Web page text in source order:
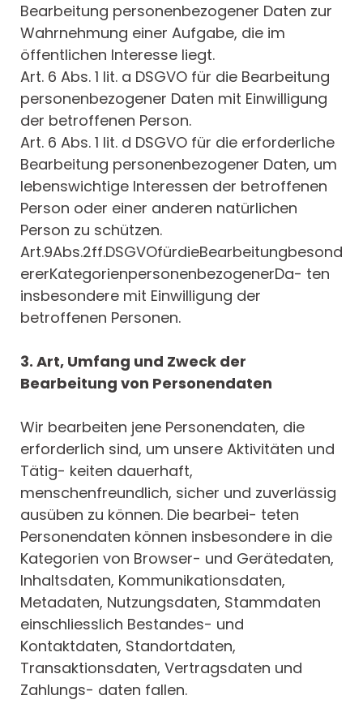
Bearbeitung personenbezogener Daten zur
Wahrnehmung einer Aufgabe, die im
öffentlichen Interesse liegt.
Art. 6 Abs. 1 lit. a DSGVO für die Bearbeitung
personenbezogener Daten mit Einwilligung
der betroffenen Person.
Art. 6 Abs. 1 lit. d DSGVO für die erforderliche
Bearbeitung personenbezogener Daten, um
lebenswichtige Interessen der betroffenen
Person oder einer anderen natürlichen
Person zu schützen.
Art.9Abs.2ff.DSGVOfürdieBearbeitungbesond
ererKategorienpersonenbezogenerDa- ten
insbesondere mit Einwilligung der
betroffenen Personen.
3. Art, Umfang und Zweck der
Bearbeitung von Personendaten
Wir bearbeiten jene Personendaten, die
erforderlich sind, um unsere Aktivitäten und
Tätig- keiten dauerhaft,
menschenfreundlich, sicher und zuverlässig
ausüben zu können. Die bearbei- teten
Personendaten können insbesondere in die
Kategorien von Browser- und Gerätedaten,
Inhaltsdaten, Kommunikationsdaten,
Metadaten, Nutzungsdaten, Stammdaten
einschliesslich Bestandes- und
Kontaktdaten, Standortdaten,
Transaktionsdaten, Vertragsdaten und
Zahlungs- daten fallen.